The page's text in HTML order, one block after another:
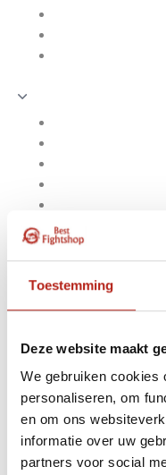
Toestemming
Deze website maakt
We gebruiken cookies
personaliseren, om
en om ons
informatie over uw
partners voor social
Apply filters
wreef